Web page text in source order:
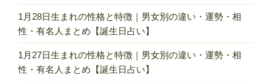
人
ま
と
め
【誕
1月28日生まれの性格と特徴｜男女別の違い・運勢・相
性・有名人まとめ【誕生日占い】
1月27日生まれの性格と特徴｜男女別の違い・運勢・相
性・有名人まとめ【誕生日占い】